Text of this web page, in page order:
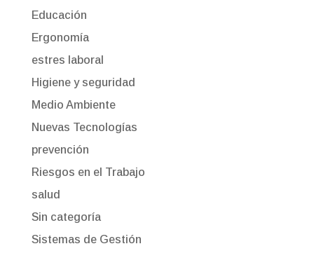
Educación
Ergonomía
estres laboral
Higiene y seguridad
Medio Ambiente
Nuevas Tecnologías
prevención
Riesgos en el Trabajo
salud
Sin categoría
Sistemas de Gestión